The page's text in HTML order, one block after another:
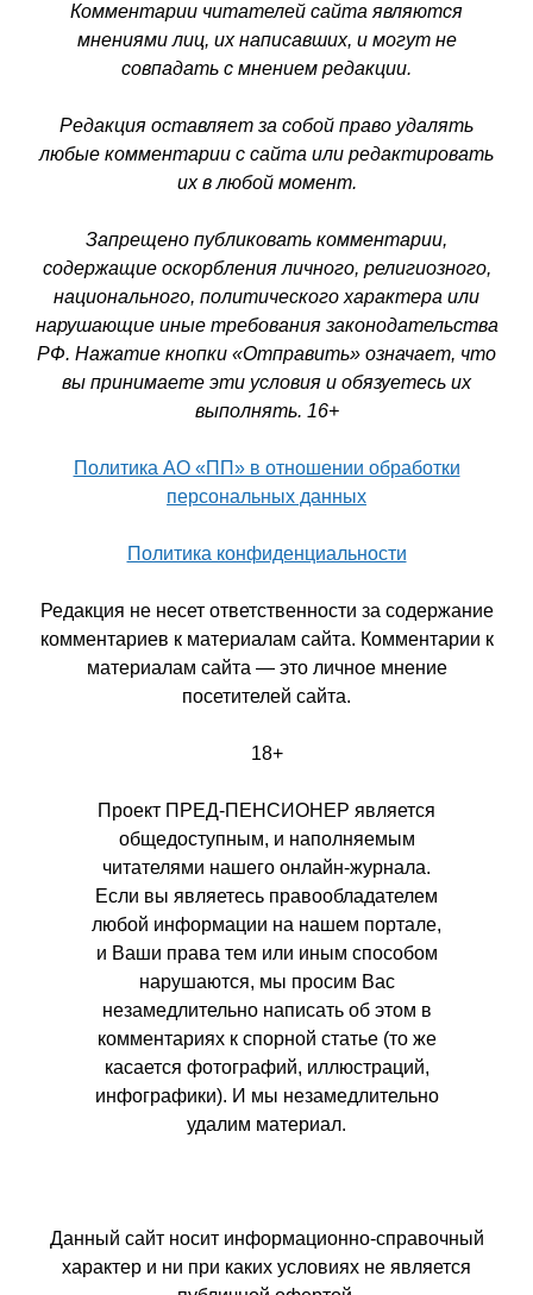
Комментарии читателей сайта являются
мнениями лиц, их написавших, и могут не
совпадать с мнением редакции.
Редакция оставляет за собой право удалять
любые комментарии с сайта или редактировать
их в любой момент.
Запрещено публиковать комментарии,
содержащие оскорбления личного, религиозного,
национального, политического характера или
нарушающие иные требования законодательства
РФ. Нажатие кнопки «Отправить» означает, что
вы принимаете эти условия и обязуетесь их
выполнять. 16+
Политика АО «ПП» в отношении обработки
персональных данных
Политика конфиденциальности
Редакция не несет ответственности за содержание
комментариев к материалам сайта. Комментарии к
материалам сайта — это личное мнение
посетителей сайта.
18+
Проект ПРЕД-ПЕНСИОНЕР является
общедоступным, и наполняемым
читателями нашего онлайн-журнала.
Если вы являетесь правообладателем
любой информации на нашем портале,
и Ваши права тем или иным способом
нарушаются, мы просим Вас
незамедлительно написать об этом в
комментариях к спорной статье (то же
касается фотографий, иллюстраций,
инфографики). И мы незамедлительно
удалим материал.
Данный сайт носит информационно-справочный
характер и ни при каких условиях не является